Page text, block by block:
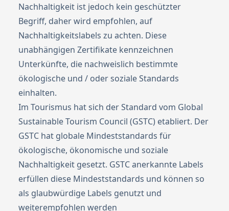
Nachhaltigkeit ist jedoch kein geschützter
Begriff, daher wird empfohlen, auf
Nachhaltigkeitslabels zu achten. Diese
unabhängigen Zertifikate kennzeichnen
Unterkünfte, die nachweislich bestimmte
ökologische und / oder soziale Standards
einhalten.
Im Tourismus hat sich der Standard vom Global
Sustainable Tourism Council (GSTC) etabliert. Der
GSTC hat globale Mindeststandards für
ökologische, ökonomische und soziale
Nachhaltigkeit gesetzt. GSTC anerkannte Labels
erfüllen diese Mindeststandards und können so
als glaubwürdige Labels genutzt und
weiterempfohlen werden